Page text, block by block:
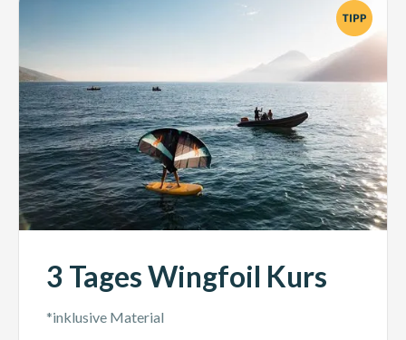
3 Tages Wingfoil Kurs
*inklusive Material